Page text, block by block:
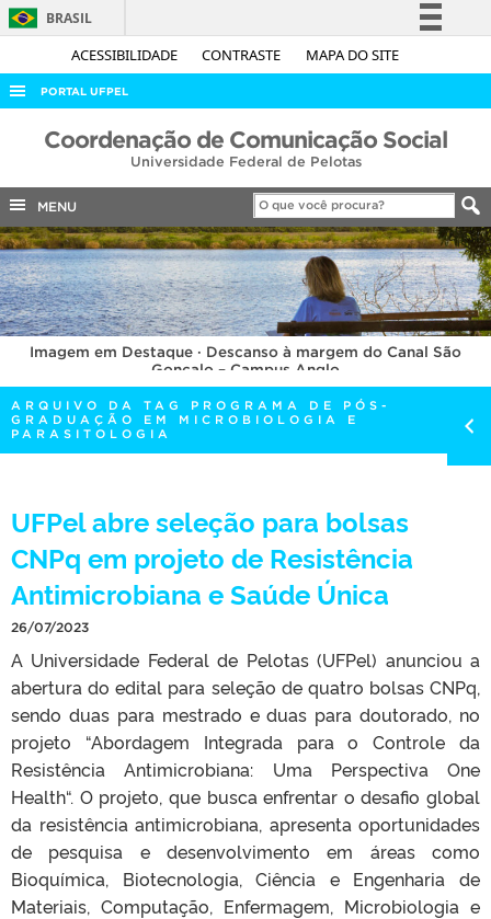
ACESSIBILIDADE CONTRASTE MAPA DO SITE
BRASIL
Simplifique!
Acesso à informação
Legislação
Canais
PORTAL UFPEL
ACESSO À INFORMAÇÃO
COBALTO
CONCURSOS
EDITAIS
INTERNACIONAL
OUVIDORIA
PORTARIAS
TELEFONES
Coordenação de Comunicação Social
Universidade Federal de Pelotas
MENU
Imagem em Destaque · Descanso à margem do Canal São
Gonçalo – Campus Anglo
ARQUIVO DA TAG PROGRAMA DE PÓS-
GRADUAÇÃO EM MICROBIOLOGIA E
PARASITOLOGIA
UFPel abre seleção para bolsas
CNPq em projeto de Resistência
Antimicrobiana e Saúde Única
26/07/2023
A Universidade Federal de Pelotas (UFPel) anunciou a
abertura do edital para seleção de quatro bolsas CNPq,
sendo duas para mestrado e duas para doutorado, no
projeto “Abordagem Integrada para o Controle da
Resistência Antimicrobiana: Uma Perspectiva One
Health“. O projeto, que busca enfrentar o desafio global
da resistência antimicrobiana, apresenta oportunidades
de pesquisa e desenvolvimento em áreas como
Bioquímica, Biotecnologia, Ciência e Engenharia de
Materiais, Computação, Enfermagem, Microbiologia e